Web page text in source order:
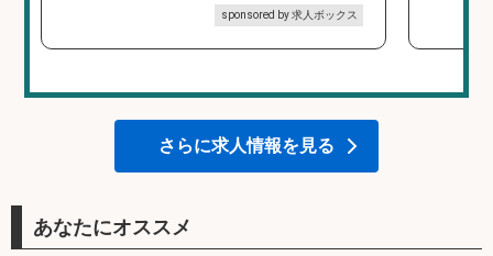
sponsored by 求人ボックス
さらに求人情報を見る
あなたにオススメ